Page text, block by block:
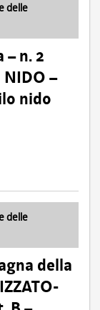
delle
n. 2
NIDO –
nido
delle
della